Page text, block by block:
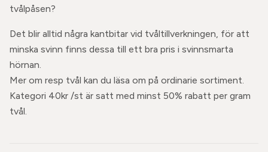
tvålpåsen?
Det blir alltid några kantbitar vid tvåltillverkningen, för att
minska svinn finns dessa till ett bra pris i svinnsmarta
hörnan.
Mer om resp tvål kan du läsa om på ordinarie sortiment.
Kategori 40kr /st är satt med minst 50% rabatt per gram
tvål.